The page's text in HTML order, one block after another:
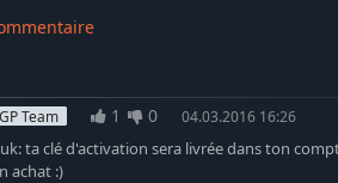
GP Team 1 0 04.03.2016 16:26
ta clé d'activation sera livrée dans ton
achat :)